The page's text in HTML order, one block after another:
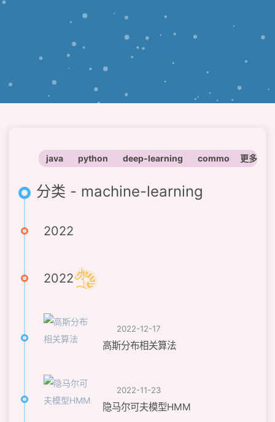
java python deep-learning common math
更多
分类 - machine-learning
2022
2022
2022-12-17
高斯分布相关算法
2022-11-23
隐马尔可夫模型HMM